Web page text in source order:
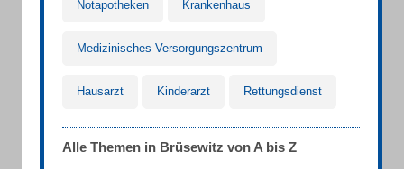
Notapotheken Krankenhaus
Medizinisches Versorgungszentrum
Hausarzt Kinderarzt Rettungsdienst
Alle Themen in Brüsewitz von A bis Z